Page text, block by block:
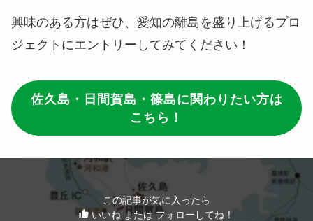
興味のある方はぜひ、愛知の離島を盛り上げるプロ
ジェクトにエントリーしてみてください！
佐久島・日間賀島・篠島に関わりたい方は
こちら！
この記事が気に入ったら
いいね または フォローしてね！